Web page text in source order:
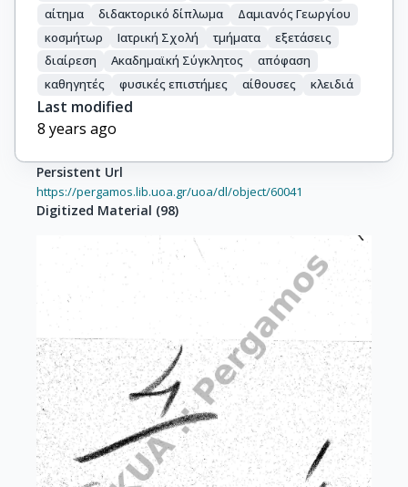
αίτημα
διδακτορικό δίπλωμα
Δαμιανός Γεωργίου
κοσμήτωρ
Ιατρική Σχολή τμήματα
εξετάσεις
διαίρεση
Ακαδημαϊκή Σύγκλητος
απόφαση
καθηγητές
φυσικές επιστήμες αίθουσες κλειδιά
Last modified
8 years ago
Persistent Url
https://pergamos.lib.uoa.gr/uoa/dl/object/60041
Digitized Material (98)